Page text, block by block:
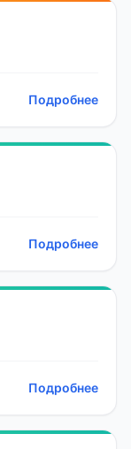
Подробнее
Подробнее
Подробнее